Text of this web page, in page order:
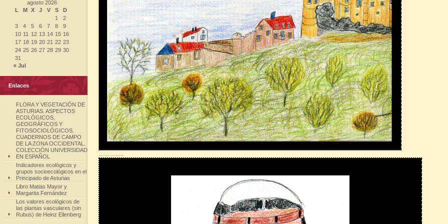
agosto 2026
L
M X J V S
D
1
2
3
4 5 6 7 8
9
10 11 12 13 14 15 16
17 18 19 20 21 22 23
24 25 26 27 28 29 30
31
« Jul
Enlaces
FLORA Y VEGETACIÓN DE
ASTURIAS. ASPECTOS
ECOLÓGICOS,
GEOGRÁFICOS Y
FITOSOCIOLÓGICOS.
CUADERNOS DE CAMPO
DE LA ZONA OCCIDENTAL.
COLECCIÓN UNIVERSIDAD
EN ESPAÑOL
Indicadores ecológicos y
grupos socioecológicos en el
Principado de Asturias
Libro Matias Mayor y
Margarita Fernández
Los valores ecológicos de
las plantas vasculares (sin
Rubus) de Heinz Ellenberg